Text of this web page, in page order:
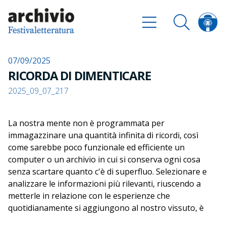
07/09/2025
RICORDA DI DIMENTICARE
2025_09_07_217
La nostra mente non è programmata per
immagazzinare una quantità infinita di ricordi, così
come sarebbe poco funzionale ed efficiente un
computer o un archivio in cui si conserva ogni cosa
senza scartare quanto c'è di superfluo. Selezionare e
analizzare le informazioni più rilevanti, riuscendo a
metterle in relazione con le esperienze che
quotidianamente si aggiungono al nostro vissuto, è